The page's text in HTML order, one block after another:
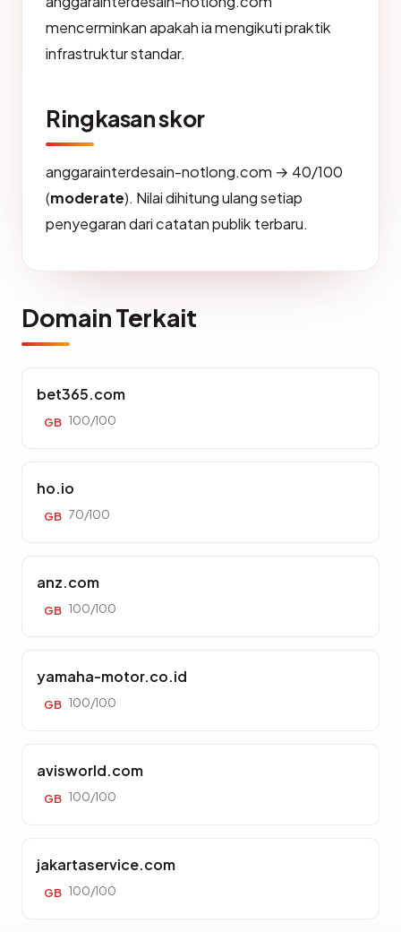
mencerminkan apakah ia mengikuti praktik
infrastruktur standar.
Ringkasan skor
anggarainterdesain-notlong.com → 40/100
(moderate). Nilai dihitung ulang setiap
penyegaran dari catatan publik terbaru.
Domain Terkait
bet365.com
GB 100/100
ho.io
GB 70/100
anz.com
GB 100/100
yamaha-motor.co.id
GB 100/100
avisworld.com
GB 100/100
jakartaservice.com
GB 100/100